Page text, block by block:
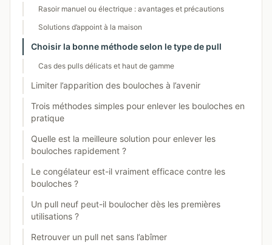
Rasoir manuel ou électrique : avantages et précautions
Solutions d’appoint à la maison
Choisir la bonne méthode selon le type de pull
Cas des pulls délicats et haut de gamme
Limiter l’apparition des bouloches à l’avenir
Trois méthodes simples pour enlever les bouloches en
pratique
Quelle est la meilleure solution pour enlever les
bouloches rapidement ?
Le congélateur est-il vraiment efficace contre les
bouloches ?
Un pull neuf peut-il boulocher dès les premières
utilisations ?
Retrouver un pull net sans l’abîmer